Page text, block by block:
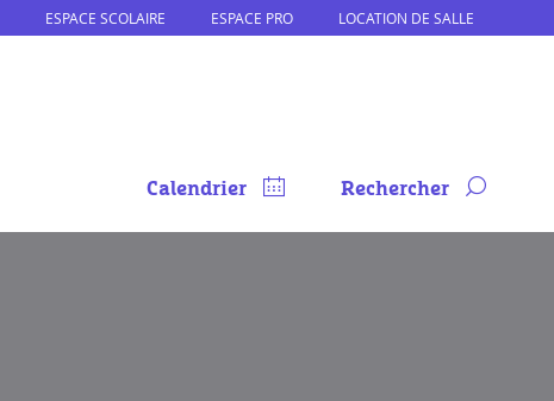
ESPACE SCOLAIRE ESPACE PRO LOCATION DE SALLE
Calendrier Rechercher